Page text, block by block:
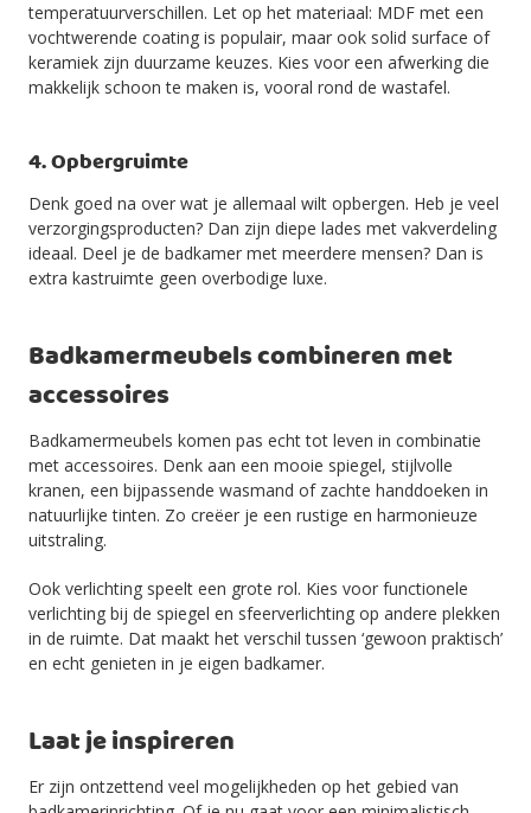
temperatuurverschillen. Let op het materiaal: MDF met een
vochtwerende coating is populair, maar ook solid surface of
keramiek zijn duurzame keuzes. Kies voor een afwerking die
makkelijk schoon te maken is, vooral rond de wastafel.
4. Opbergruimte
Denk goed na over wat je allemaal wilt opbergen. Heb je veel
verzorgingsproducten? Dan zijn diepe lades met vakverdeling
ideaal. Deel je de badkamer met meerdere mensen? Dan is
extra kastruimte geen overbodige luxe.
Badkamermeubels combineren met
accessoires
Badkamermeubels komen pas echt tot leven in combinatie
met accessoires. Denk aan een mooie spiegel, stijlvolle
kranen, een bijpassende wasmand of zachte handdoeken in
natuurlijke tinten. Zo creëer je een rustige en harmonieuze
uitstraling.
Ook verlichting speelt een grote rol. Kies voor functionele
verlichting bij de spiegel en sfeerverlichting op andere plekken
in de ruimte. Dat maakt het verschil tussen ‘gewoon praktisch’
en echt genieten in je eigen badkamer.
Laat je inspireren
Er zijn ontzettend veel mogelijkheden op het gebied van